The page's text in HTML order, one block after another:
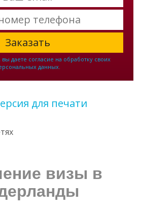
даете согласие на обработку своих
данных.
для печати
визы в